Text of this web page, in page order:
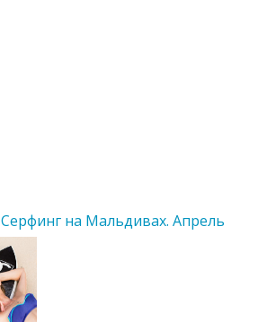
Серфинг на Мальдивах. Апрель